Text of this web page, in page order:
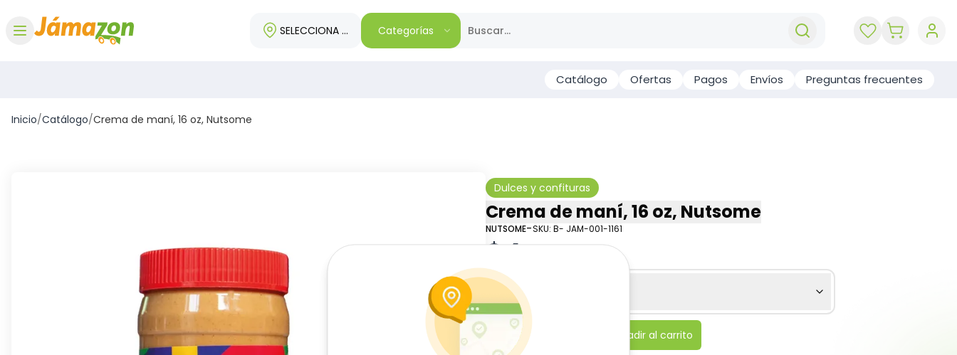
SELECCIONA TU REGIÓNCategorías
Catálogo Ofertas Pagos Envíos Preguntas frecuentes
Inicio/Catálogo/Crema de maní, 16 oz, Nutsome
Dulces y confituras
Crema de maní, 16 oz, Nutsome
NUTSOME-SKU: B- JAM-001-1161
$ 4
Especificaciones
Añadir al carrito